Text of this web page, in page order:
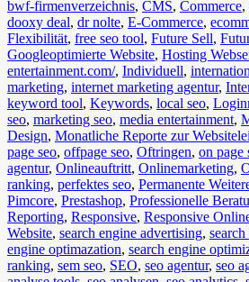
bwf-firmenverzeichnis, CMS, Commerce,
dooxy deal, dr nolte, E-Commerce,
Flexibilität, free seo tool, Future Sell,
Googleoptimierte Website, Hosting
entertainment.com/, Individuell,
marketing, internet marketing agentur,
keyword tool, Keywords, local seo,
seo, marketing seo, media entertainment,
Design, Monatliche Reporte zur
page seo, offpage seo, Oftringen, on page
agentur, Onlineauftritt, Onlinemarketing,
ranking, perfektes seo, Permanente
Pimcore, Prestashop, Professionelle
Reporting, Responsive, Responsive
Website, search engine advertising,
engine optimazation, search engine
ranking, sem seo, SEO, seo agentur, seo